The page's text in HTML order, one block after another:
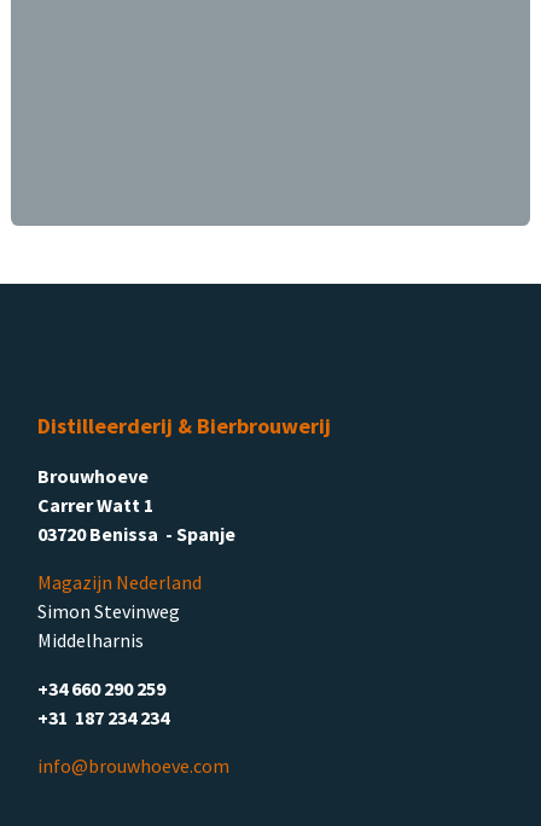
Distilleerderij & Bierbrouwerij
Brouwhoeve
Carrer Watt 1
03720 Benissa - Spanje
Magazijn Nederland
Simon Stevinweg
Middelharnis
+34 660 290 259
+31 187 234 234
info@brouwhoeve.com